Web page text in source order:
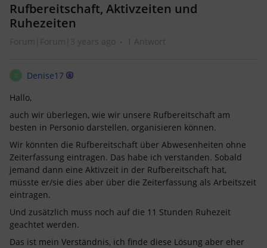
Rufbereitschaft, Aktivzeiten und
Ruhezeiten
Forum|Forum|3 years ago 1 Antwort
Denise17
Hallo,
auch wir überlegen, wie wir unsere Rufbereitschaft am
besten in Personio darstellen, organisieren können.
Wir könnten die Rufbereitschaft über Abwesenheiten ohne
Zeiterfassung eintragen. Das habe ich verstanden. Sobald
jemand dann eine Aktivzeit in der Rufbereitschaft hat,
müsste er/sie dies aber über die Zeiterfassung als Arbeitszeit
eintragen.
Und zusätzlich muss noch auf die 11 Stunden Ruhezeit
geachtet werden.
Das ist mein Verständnis, ich finde diese Lösung aber eher